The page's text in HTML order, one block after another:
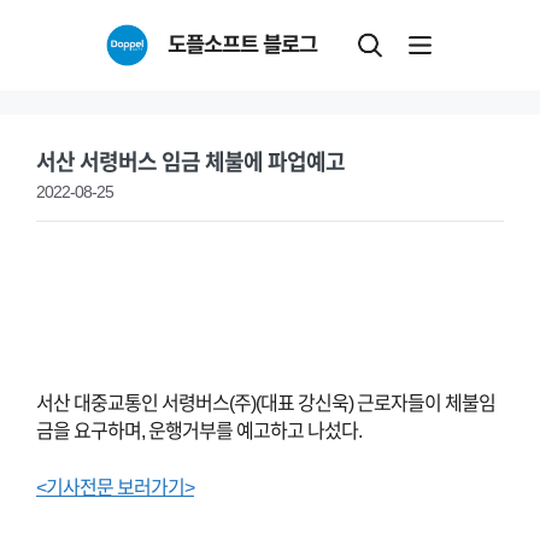
도플소프트 블로그
서산 서령버스 임금 체불에 파업예고
2022-08-25
서산 대중교통인 서령버스(주)(대표 강신욱) 근로자들이 체불임
금을 요구하며, 운행거부를 예고하고 나섰다.
<기사전문 보러가기>